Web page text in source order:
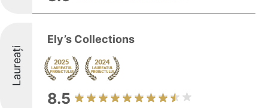
Laureați
Ely’s Collections
8.5